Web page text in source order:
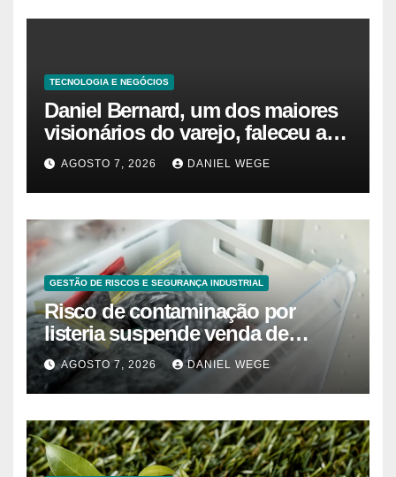
TECNOLOGIA E NEGÓCIOS
Daniel Bernard, um dos maiores
visionários do varejo, faleceu aos
80 anos – Sincovaga Notícias
AGOSTO 7, 2026 DANIEL WEGE
GESTÃO DE RISCOS E SEGURANÇA INDUSTRIAL
Risco de contaminação por
listeria suspende venda de
mirtilos em fábricas da América
do Norte – Mix Vale
AGOSTO 7, 2026 DANIEL WEGE